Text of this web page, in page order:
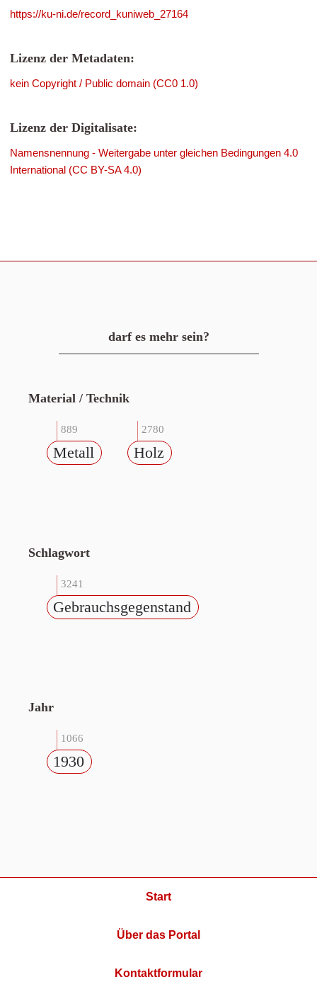
https://ku-ni.de/record_kuniweb_27164
Lizenz der Metadaten:
kein Copyright / Public domain (CC0 1.0)
Lizenz der Digitalisate:
Namensnennung - Weitergabe unter gleichen Bedingungen 4.0
International (CC BY-SA 4.0)
darf es mehr sein?
Material / Technik
889
Metall
2780
Holz
Schlagwort
3241
Gebrauchsgegenstand
Jahr
1066
1930
Start
Über das Portal
Kontaktformular